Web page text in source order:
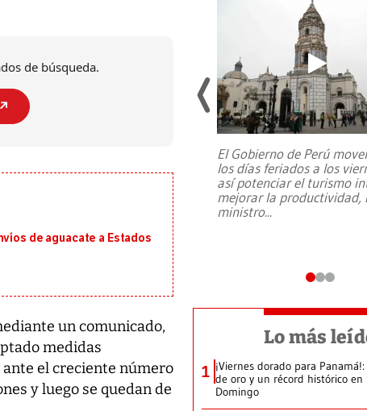
de búsqueda.
de aguacate a Estados
un comunicado,
medidas
ante el creciente número
y luego se quedan de
y escuetas
oficializó este domingo su
...
El Gobierno de Perú
los días feriados a los
así potenciar el turismo
mejorar la productividad,
ministro...
Lo más
1 ¡Viernes dorado para
de oro y un récord histórico en
Domingo